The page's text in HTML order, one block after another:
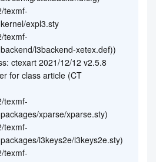
texmf-
expl3.sty
texmf-
l3backend-xetex.def))
ctexart 2021/12/12 v2.5.8
for class article (CT
texmf-
xparse/xparse.sty)
texmf-
l3keys2e/l3keys2e.sty)
texmf-